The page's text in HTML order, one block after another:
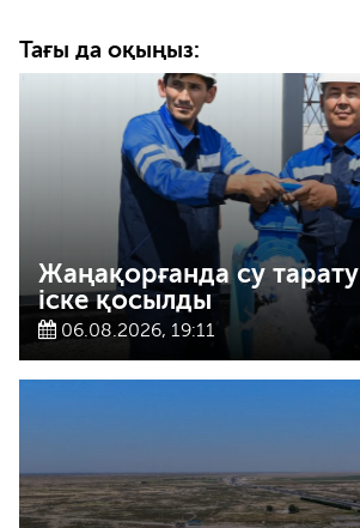
Тағы да оқыңыз:
Жаңақорғанда су
іске қосылды
06.08.2026, 19:11